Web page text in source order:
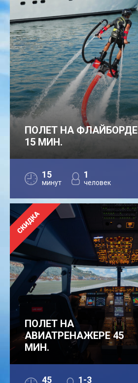
ПОЛЕТ НА ФЛАЙБОРДЕ
15 МИН.
15
минут
1
человек
ПОЛЕТ НА
АВИАТРЕНАЖЕРЕ 45
МИН.
45 1-3